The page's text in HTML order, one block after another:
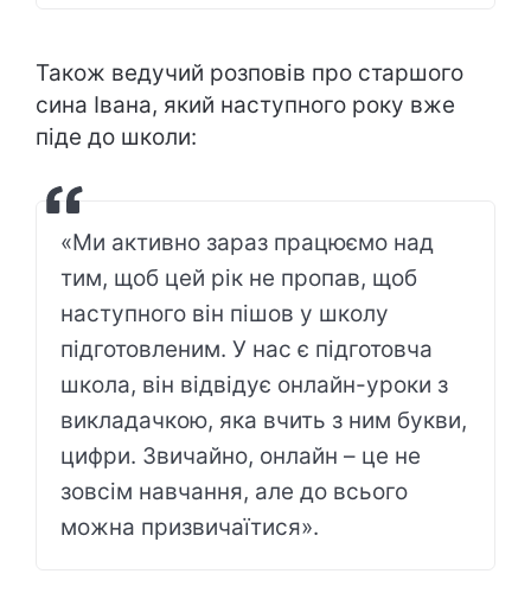
Також ведучий розповів про старшого
сина Івана, який наступного року вже
піде до школи:
«Ми активно зараз працюємо над
тим, щоб цей рік не пропав, щоб
наступного він пішов у школу
підготовленим. У нас є підготовча
школа, він відвідує онлайн-уроки з
викладачкою, яка вчить з ним букви,
цифри. Звичайно, онлайн – це не
зовсім навчання, але до всього
можна призвичаїтися».